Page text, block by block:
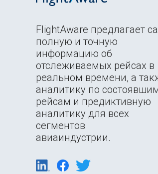
FlightAware предлагает
полную и точную
информацию об
отслеживаемых рейсах в
реальном времени, а
аналитику по
рейсам и предиктивную
аналитику для всех
сегментов
авиаиндустрии.